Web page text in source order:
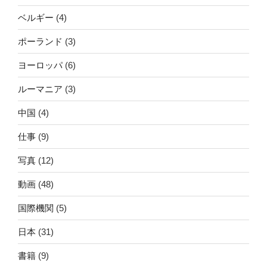
ベルギー (4)
ポーランド (3)
ヨーロッパ(6)
ルーマニア (3)
中国 (4)
仕事 (9)
写真 (12)
動画 (48)
国際機関 (5)
日本 (31)
書籍 (9)